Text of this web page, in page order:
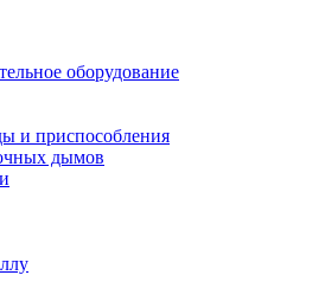
оборудование
и приспособления
дымов